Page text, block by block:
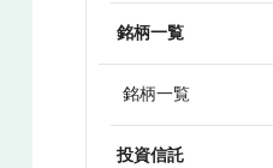
銘柄一覧
銘柄一覧
投資信託